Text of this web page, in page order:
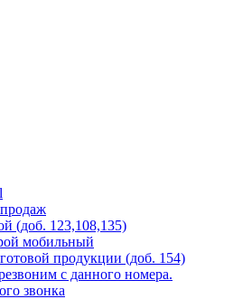
(доб. 123,108,135)
мобильный
продукции (доб. 154)
с данного номера.
звонка